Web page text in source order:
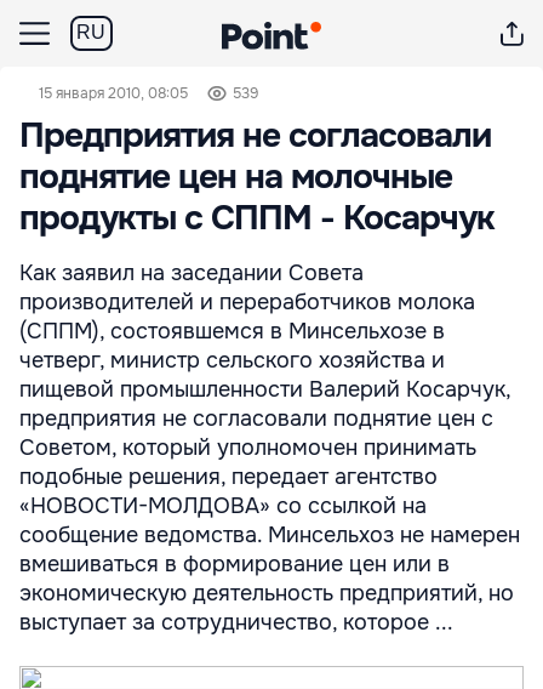
RU
15 января 2010, 08:05 539
Предприятия не согласовали
поднятие цен на молочные
продукты с СППМ - Косарчук
Как заявил на заседании Совета
производителей и переработчиков молока
(СППМ), состоявшемся в Минсельхозе в
четверг, министр сельского хозяйства и
пищевой промышленности Валерий Косарчук,
предприятия не согласовали поднятие цен с
Советом, который уполномочен принимать
подобные решения, передает агентство
«НОВОСТИ-МОЛДОВА» со ссылкой на
сообщение ведомства. Минсельхоз не намерен
вмешиваться в формирование цен или в
экономическую деятельность предприятий, но
выступает за сотрудничество, которое ...